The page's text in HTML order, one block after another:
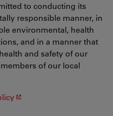
to conducting its
responsible manner, in
environmental, health
and in a manner that
and safety of our
of our local